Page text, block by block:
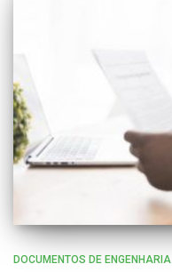
DOCUMENTOS DE ENGENHARIA